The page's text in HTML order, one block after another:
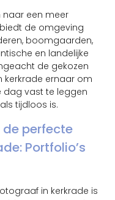
naar een meer
de omgeving
boomgaarden,
en landelijke
de gekozen
kerkrade ernaar om
dag vast te leggen
tijdloos is.
de perfecte
Portfolio’s
in kerkrade is